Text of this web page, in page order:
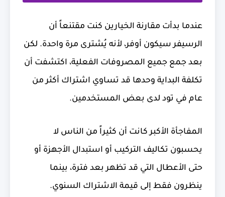
عندما بدأت مقارنة الخيارين كنت مقتنعاً أن
الرسيفر سيكون أوفر، لأنه يُشترى مرة واحدة. لكن
بعد جمع جميع المصروفات الفعلية، اكتشفت أن
تكلفة البداية وحدها قد تساوي اشتراك أكثر من
عام في تود لدى بعض المستخدمين.
المفاجأة الأكبر كانت أن كثيراً من الناس لا
يحسبون تكاليف التركيب أو استبدال الأجهزة أو
حتى الأعطال التي قد تظهر بعد فترة، بينما
ينظرون فقط إلى قيمة الاشتراك السنوي.